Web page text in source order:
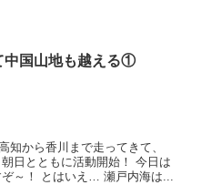
中国山地も越える①
から香川まで走ってきて、
日とともに活動開始！ 今日は
～！ とはいえ… 瀬戸内海は...